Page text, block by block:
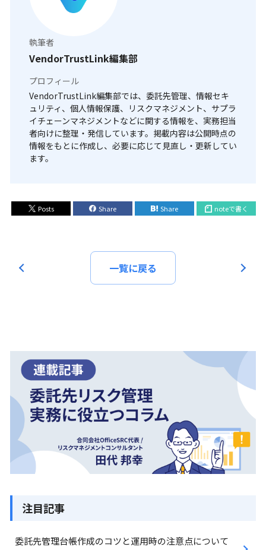
執筆者
VendorTrustLink編集部
プロフィール
VendorTrustLink編集部では、委託先管理、情報セキ
ュリティ、個人情報保護、リスクマネジメント、サプラ
イチェーンマネジメントなどに関する情報を、実務担当
者向けに整理・発信しています。掲載内容は公開時点の
情報をもとに作成し、必要に応じて見直し・更新してい
ます。
Posts Share Share noteで書く
一覧に戻る
注目記事
委託先管理台帳作成のコツと運用時の注意点について